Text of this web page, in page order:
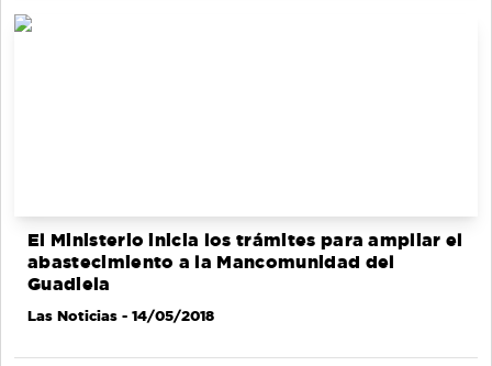
El Ministerio inicia los trámites para ampliar el
abastecimiento a la Mancomunidad del
Guadiela
Las Noticias - 14/05/2018